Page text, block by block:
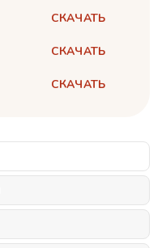
СКАЧАТЬ
СКАЧАТЬ
СКАЧАТЬ